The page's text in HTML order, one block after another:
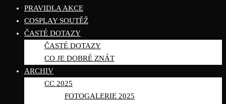
PRAVIDLA AKCE
COSPLAY SOUTĚŽ
ČASTÉ DOTAZY
ČASTÉ DOTAZY
CO JE DOBRÉ ZNÁT
ARCHIV
CC 2025
FOTOGALERIE 2025